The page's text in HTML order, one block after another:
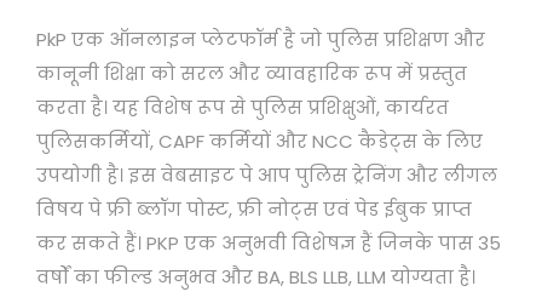
PkP एक ऑनलाइन प्लेटफॉर्म है जो पुलिस प्रशिक्षण और
कानूनी शिक्षा को सरल और व्यावहारिक रूप में प्रस्तुत
करता है। यह विशेष रूप से पुलिस प्रशिक्षुओं, कार्यरत
पुलिसकर्मियों, CAPF कर्मियों और NCC कैडेट्स के लिए
उपयोगी है। इस वेबसाइट पे आप पुलिस ट्रेनिंग और लीगल
विषय पे फ्री ब्लॉग पोस्ट, फ्री नोट्स एवं पेड ईबुक प्राप्त
कर सकते हैं। PKP एक अनुभवी विशेषज्ञ हैं जिनके पास 35
वर्षों का फील्ड अनुभव और BA, BLS LLB, LLM योग्यता है।